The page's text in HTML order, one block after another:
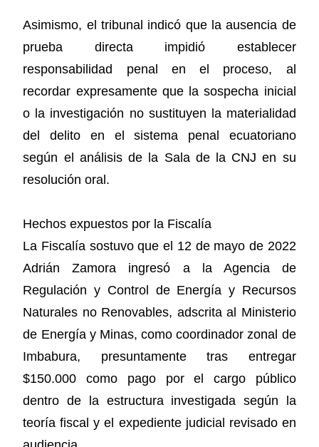
Asimismo, el tribunal indicó que la ausencia de
prueba directa impidió establecer
responsabilidad penal en el proceso, al
recordar expresamente que la sospecha inicial
o la investigación no sustituyen la materialidad
del delito en el sistema penal ecuatoriano
según el análisis de la Sala de la CNJ en su
resolución oral.
Hechos expuestos por la Fiscalía
La Fiscalía sostuvo que el 12 de mayo de 2022
Adrián Zamora ingresó a la Agencia de
Regulación y Control de Energía y Recursos
Naturales no Renovables, adscrita al Ministerio
de Energía y Minas, como coordinador zonal de
Imbabura, presuntamente tras entregar
$150.000 como pago por el cargo público
dentro de la estructura investigada según la
teoría fiscal y el expediente judicial revisado en